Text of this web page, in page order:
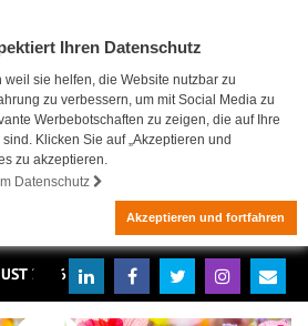
Ihren Datenschutz
sie helfen, die Website nutzbar zu
zu verbessern, um mit Social Media zu
Werbebotschaften zu zeigen, die auf Ihre
Klicken Sie auf „Akzeptieren und
zu akzeptieren.
Datenschutz
Akzeptieren und fortfahren
2026